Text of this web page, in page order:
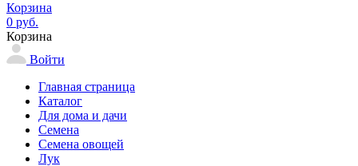
Корзина
0 руб.
Корзина
Войти
Главная страница
Каталог
Для дома и дачи
Семена
Семена овощей
Лук